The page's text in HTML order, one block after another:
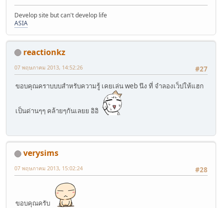
Develop site but can't develop life
ASIA
reactionkz
#27
07 พฤษภาคม 2013, 14:52:26
ขอบคุณคราบบบสำหรับความรู้ เคยเล่น web นึง ที่ จำลองเว็ปให้แฮก
เป็นด่านๆๆ คล้ายๆกันเลยย อิอิ
verysims
#28
07 พฤษภาคม 2013, 15:02:24
ขอบคุณครับ